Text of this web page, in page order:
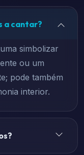
a cantar?
simbolizar
ou um
pode também
interior.